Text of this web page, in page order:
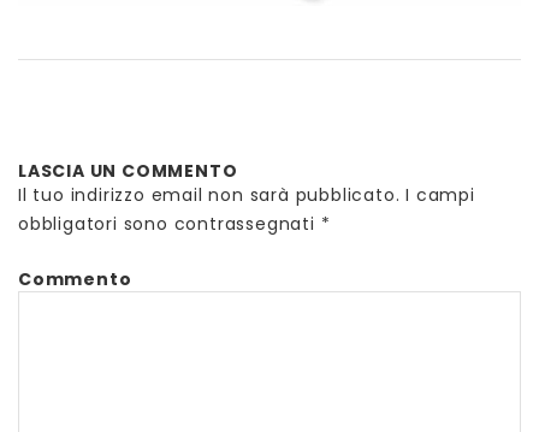
LASCIA UN COMMENTO
Il tuo indirizzo email non sarà pubblicato. I campi
obbligatori sono contrassegnati *
Commento